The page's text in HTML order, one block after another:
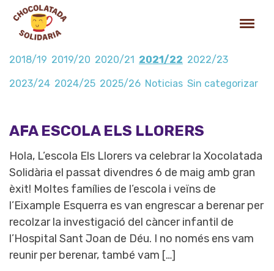
2018/19 2019/20 2020/21 2021/22 2022/23
2023/24 2024/25 2025/26 Noticias Sin categorizar
AFA ESCOLA ELS LLORERS
Hola, L’escola Els Llorers va celebrar la Xocolatada
Solidària el passat divendres 6 de maig amb gran
èxit! Moltes famílies de l’escola i veïns de
l’Eixample Esquerra es van engrescar a berenar per
recolzar la investigació del càncer infantil de
l’Hospital Sant Joan de Déu. I no només ens vam
reunir per berenar, també vam […]